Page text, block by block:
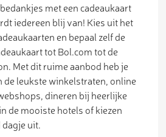
met een cadeaukaart
iedereen blij van! Kies uit het
en bepaal zelf de
tot Bol.com tot de
Met dit ruime aanbod heb je
de leukste winkelstraten, online
dineren bij heerlijke
de mooiste hotels of kiezen
uit.